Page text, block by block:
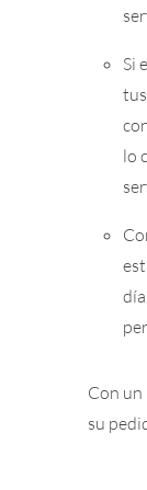
Si
lo
Con
su